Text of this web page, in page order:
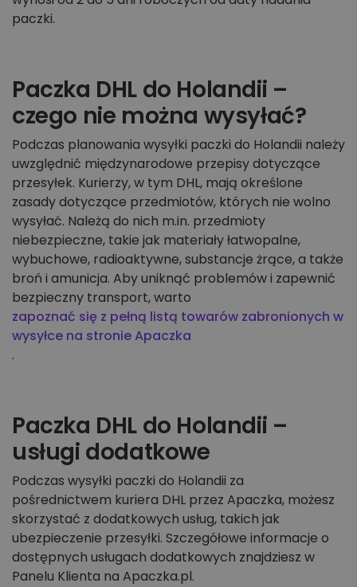
paczki.
Paczka DHL do Holandii –
czego nie można wysyłać?
Podczas planowania wysyłki paczki do Holandii należy
uwzględnić międzynarodowe przepisy dotyczące
przesyłek. Kurierzy, w tym DHL, mają określone
zasady dotyczące przedmiotów, których nie wolno
wysyłać. Należą do nich m.in. przedmioty
niebezpieczne, takie jak materiały łatwopalne,
wybuchowe, radioaktywne, substancje żrące, a także
broń i amunicja. Aby uniknąć problemów i zapewnić
bezpieczny transport, warto
zapoznać się z pełną listą towarów zabronionych w
wysyłce na stronie Apaczka
.
Paczka DHL do Holandii –
usługi dodatkowe
Podczas wysyłki paczki do Holandii za
pośrednictwem kuriera DHL przez Apaczka, możesz
skorzystać z dodatkowych usług, takich jak
ubezpieczenie przesyłki. Szczegółowe informacje o
dostępnych usługach dodatkowych znajdziesz w
Panelu Klienta na Apaczka.pl.